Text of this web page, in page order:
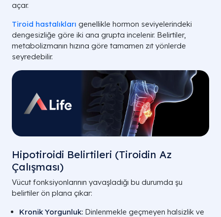
açar.
Tiroid hastalıkları genellikle hormon seviyelerindeki
dengesizliğe göre iki ana grupta incelenir. Belirtiler,
metabolizmanın hızına göre tamamen zıt yönlerde
seyredebilir.
Hipotiroidi Belirtileri (Tiroidin Az
Çalışması)
Vücut fonksiyonlarının yavaşladığı bu durumda şu
belirtiler ön plana çıkar:
Kronik Yorgunluk: Dinlenmekle geçmeyen halsizlik ve